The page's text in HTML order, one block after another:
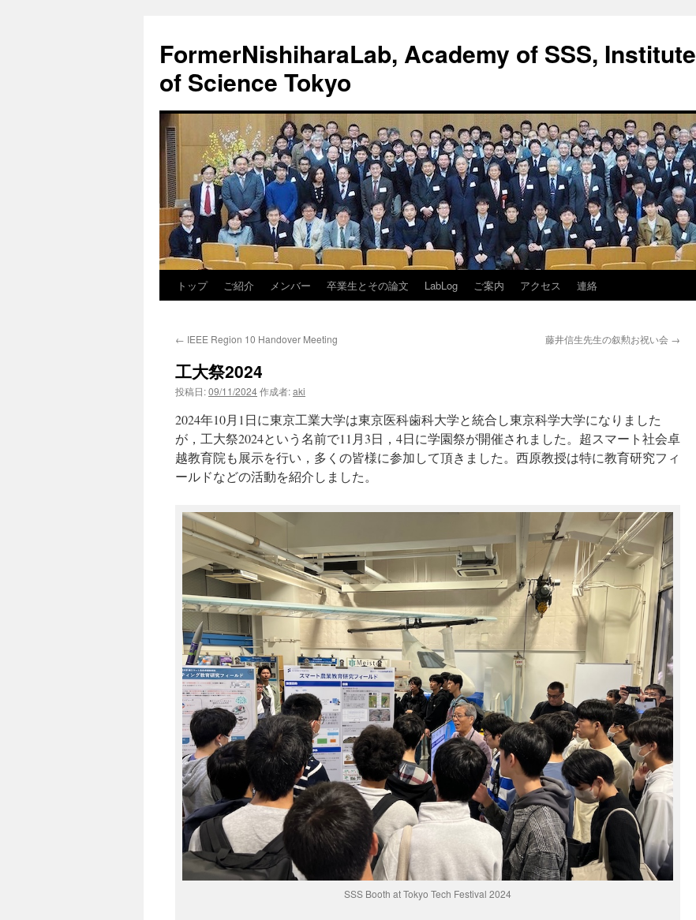
FormerNishiharaLab, Academy of SSS, Institute
of Science Tokyo
ン
ス
トップ ご紹介 メンバー 卒業生とその論文 LabLog ご案内 アクセス 連絡
← IEEE Region 10 Handover Meeting 藤井信生先生の叙勲お祝い会 →
工大祭2024
投稿日:09/11/2024作成者:aki
2024年10月1日に東京工業大学は東京医科歯科大学と統合し東京科学大学になりました
が，工大祭2024という名前で11月3日，4日に学園祭が開催されました。超スマート社会卓
越教育院も展示を行い，多くの皆様に参加して頂きました。西原教授は特に教育研究フィ
ールドなどの活動を紹介しました。
SSS Booth at Tokyo Tech Festival 2024